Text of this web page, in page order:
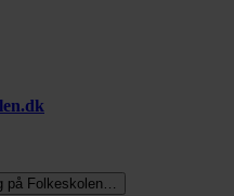
på Folkeskolen…